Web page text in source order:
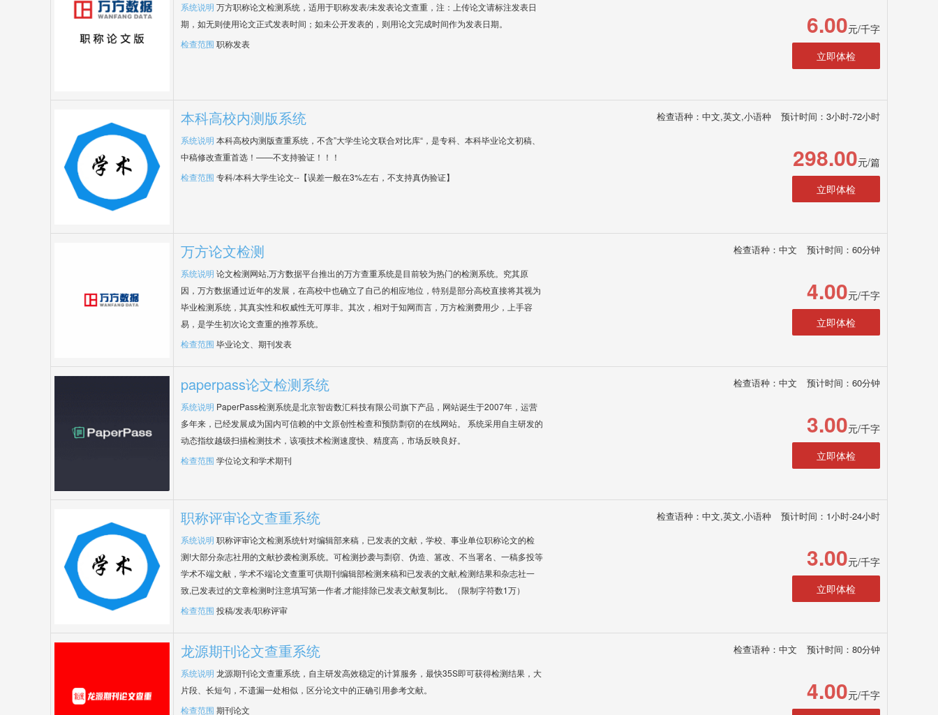
系统说明 万方职称论文检测系统，适用于职称发表/未发表论文查重，注：上传论文请标注发表日
期，如无则使用论文正式发表时间；如未公开发表的，则用论文完成时间作为发表日期。
检查范围 职称发表
6.00元/千字
立即体检
本科高校内测版系统 检查语种：中文,英文,小语种 预计时间：3小时-72小时
系统说明 本科高校内测版查重系统，不含”大学生论文联合对比库“，是专科、本科毕业论文初稿、
中稿修改查重首选！——不支持验证！！！
检查范围 专科/本科大学生论文--【误差一般在3%左右，不支持真伪验证】
298.00元/篇
立即体检
万方论文检测 检查语种：中文 预计时间：60分钟
系统说明 论文检测网站,万方数据平台推出的万方查重系统是目前较为热门的检测系统。究其原
因，万方数据通过近年的发展，在高校中也确立了自己的相应地位，特别是部分高校直接将其视为
毕业检测系统，其真实性和权威性无可厚非。其次，相对于知网而言，万方检测费用少，上手容
易，是学生初次论文查重的推荐系统。
检查范围 毕业论文、期刊发表
4.00元/千字
立即体检
paperpass论文检测系统 检查语种：中文 预计时间：60分钟
系统说明 PaperPass检测系统是北京智齿数汇科技有限公司旗下产品，网站诞生于2007年，运营
多年来，已经发展成为国内可信赖的中文原创性检查和预防剽窃的在线网站。 系统采用自主研发的
动态指纹越级扫描检测技术，该项技术检测速度快、精度高，市场反映良好。
检查范围 学位论文和学术期刊
3.00元/千字
立即体检
职称评审论文查重系统 检查语种：中文,英文,小语种 预计时间：1小时-24小时
系统说明 职称评审论文检测系统针对编辑部来稿，已发表的文献，学校、事业单位职称论文的检
测!大部分杂志社用的文献抄袭检测系统。可检测抄袭与剽窃、伪造、篡改、不当署名、一稿多投等
学术不端文献，学术不端论文查重可供期刊编辑部检测来稿和已发表的文献,检测结果和杂志社一
致,已发表过的文章检测时注意填写第一作者,才能排除已发表文献复制比。（限制字符数1万）
检查范围 投稿/发表/职称评审
3.00元/千字
立即体检
龙源期刊论文查重系统 检查语种：中文 预计时间：80分钟
系统说明 龙源期刊论文查重系统，自主研发高效稳定的计算服务，最快35S即可获得检测结果，大
片段、长短句，不遗漏一处相似，区分论文中的正确引用参考文献。
检查范围 期刊论文
4.00元/千字